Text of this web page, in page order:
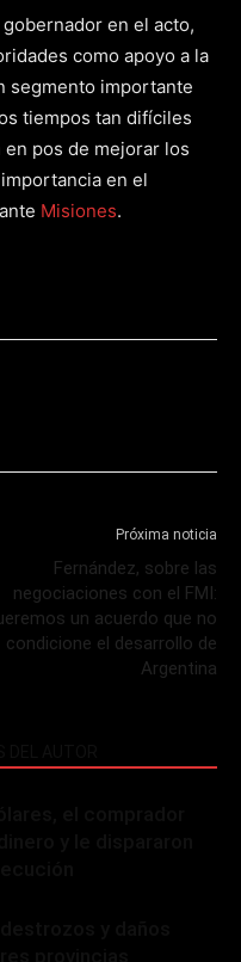
en el acto,
como apoyo a la
segmento importante
tiempos tan difíciles
pos de mejorar los
en el
Misiones.
Próxima noticia
Fernández, sobre las
negociaciones con el FMI:
un acuerdo que no
condicione el desarrollo de
Argentina